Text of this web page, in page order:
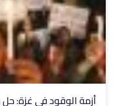
أزمة الوقود في غزة: